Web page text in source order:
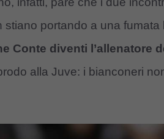
stiano portando a una
Conte diventi l’allenatore
alla Juve: i bianconeri